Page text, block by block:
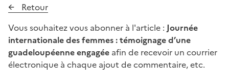
Retour
Vous souhaitez vous abonner à l'article : Journée
internationale des femmes : témoignage d’une
guadeloupéenne engagée afin de recevoir un courrier
électronique à chaque ajout de commentaire, etc.